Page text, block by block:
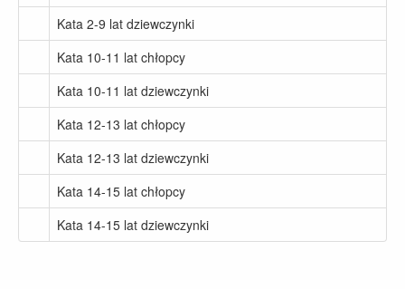
Kata 2-9 lat dziewczynki
Kata 10-11 lat chłopcy
Kata 10-11 lat dziewczynki
Kata 12-13 lat chłopcy
Kata 12-13 lat dziewczynki
Kata 14-15 lat chłopcy
Kata 14-15 lat dziewczynki